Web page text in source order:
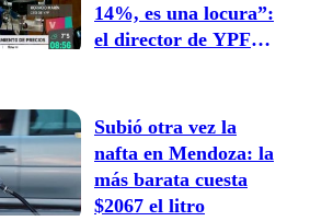
14%, es una locura”:
el director de YPF
Mendoza y defendió
Vaca Muerta
Subió otra vez la
nafta en Mendoza: la
más barata cuesta
$2067 el litro